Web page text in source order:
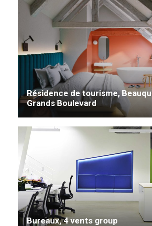
Résidence de tourisme,
Grands Boulevard
Bureaux, 4 vents group